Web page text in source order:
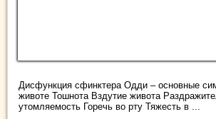
Дисфункция сфинктера Одди – основные
животе Тошнота Вздутие живота
утомляемость Горечь во рту Тяжесть в ...